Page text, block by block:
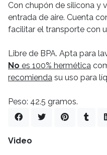
Con chupón de silicona y
entrada de aire. Cuenta
facilitar el transporte con
Libre de BPA. Apta para
No es 100% hermética
recomienda su uso para
Peso: 42.5 gramos.
Video